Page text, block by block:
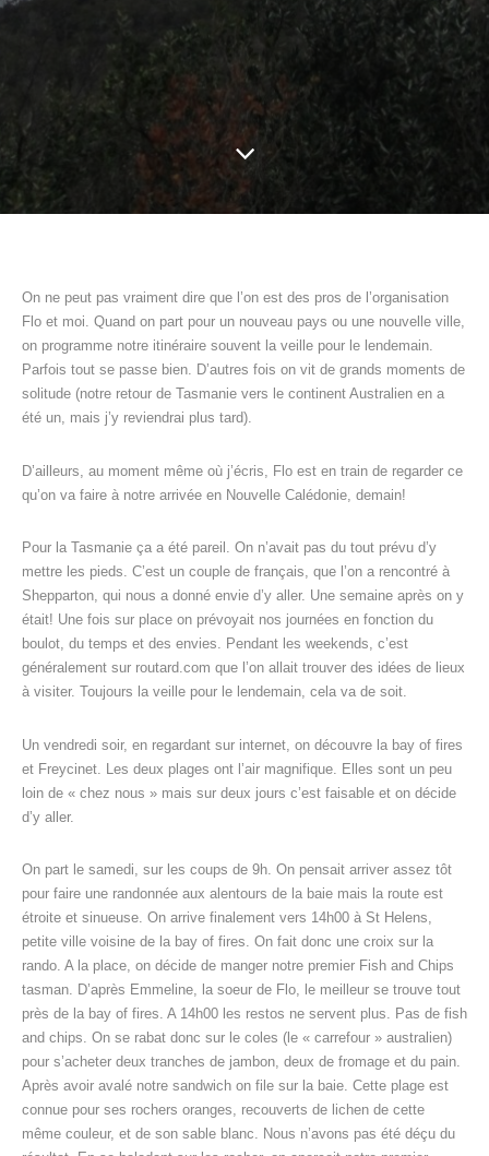
On ne peut pas vraiment dire que l’on est des pros de l’organisation
Flo et moi. Quand on part pour un nouveau pays ou une nouvelle ville,
on programme notre itinéraire souvent la veille pour le lendemain.
Parfois tout se passe bien. D’autres fois on vit de grands moments de
solitude (notre retour de Tasmanie vers le continent Australien en a
été un, mais j’y reviendrai plus tard).
D’ailleurs, au moment même où j’écris, Flo est en train de regarder ce
qu’on va faire à notre arrivée en Nouvelle Calédonie, demain!
Pour la Tasmanie ça a été pareil. On n’avait pas du tout prévu d’y
mettre les pieds. C’est un couple de français, que l’on a rencontré à
Shepparton, qui nous a donné envie d’y aller. Une semaine après on y
était! Une fois sur place on prévoyait nos journées en fonction du
boulot, du temps et des envies. Pendant les weekends, c’est
généralement sur routard.com que l’on allait trouver des idées de lieux
à visiter. Toujours la veille pour le lendemain, cela va de soit.
Un vendredi soir, en regardant sur internet, on découvre la bay of fires
et Freycinet. Les deux plages ont l’air magnifique. Elles sont un peu
loin de « chez nous » mais sur deux jours c’est faisable et on décide
d’y aller.
On part le samedi, sur les coups de 9h. On pensait arriver assez tôt
pour faire une randonnée aux alentours de la baie mais la route est
étroite et sinueuse. On arrive finalement vers 14h00 à St Helens,
petite ville voisine de la bay of fires. On fait donc une croix sur la
rando. A la place, on décide de manger notre premier Fish and Chips
tasman. D’après Emmeline, la soeur de Flo, le meilleur se trouve tout
près de la bay of fires. A 14h00 les restos ne servent plus. Pas de fish
and chips. On se rabat donc sur le coles (le « carrefour » australien)
pour s’acheter deux tranches de jambon, deux de fromage et du pain.
Après avoir avalé notre sandwich on file sur la baie. Cette plage est
connue pour ses rochers oranges, recouverts de lichen de cette
même couleur, et de son sable blanc. Nous n’avons pas été déçu du